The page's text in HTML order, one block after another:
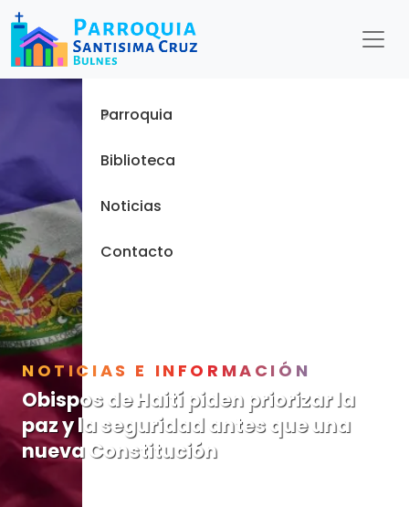
NOTICIAS E INFORMACIÓN
Obispos de Haití piden priorizar la
paz y la seguridad antes que una
nueva Constitución
Menu
Inicio
Parroquia
Biblioteca
Noticias
Contacto